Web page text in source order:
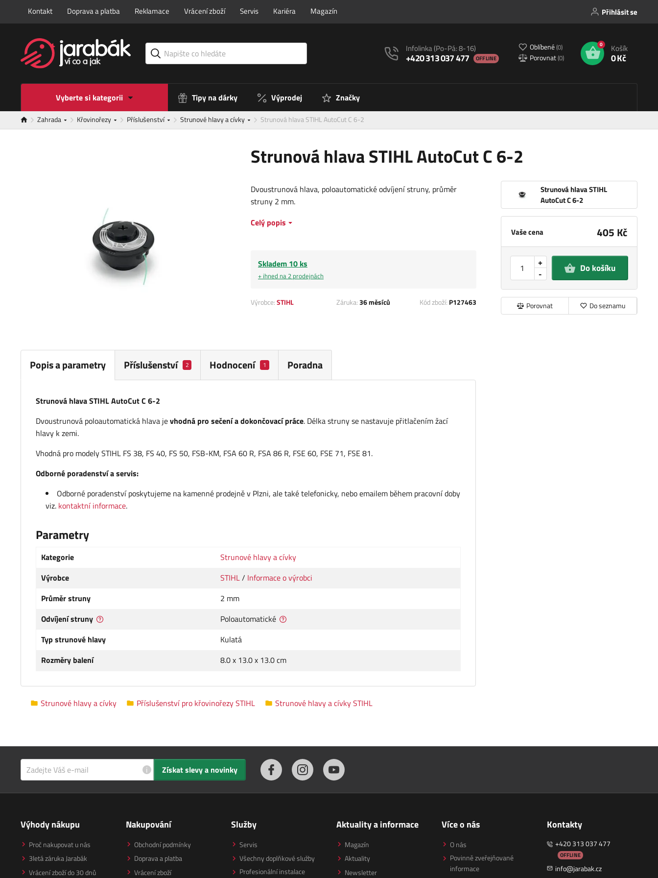
Kontakt Doprava a platba Reklamace Vrácení zboží Servis Kariéra Magazín Přihlásit se
Infolinka(Po-Pá: 8-16)
+420 313 037 477 OFFLINE
Oblíbené(0)
Porovnat(0)
0 Košík
0 Kč
Vyberte si kategorii Tipy na dárky Výprodej Značky
Zahrada Křovinořezy Příslušenství Strunové hlavy a cívky Strunová hlava STIHL AutoCut C 6-2
Strunová hlava STIHL AutoCut C 6-2
Strunová hlava STIHL
AutoCut C 6-2
Vaše cena 405 Kč
-
+ Do košíku
Porovnat Do seznamu
Dvoustrunová hlava, poloautomatické odvíjení struny, průměr
struny 2 mm.
Celý popis
Skladem 10 ks
+ ihned na 2 prodejnách
Výrobce:STIHL Záruka:36 měsíců Kód zboží: P127463
Popis a parametry Příslušenství 2 Hodnocení 1 Poradna
Strunová hlava STIHL AutoCut C 6-2
Dvoustrunová poloautomatická hlava jevhodná pro sečení a dokončovací práce. Délka struny se nastavuje přitlačením žací
hlavy k zemi.
Vhodná pro modely STIHL FS 38, FS 40, FS 50, FSB-KM, FSA 60 R, FSA 86 R, FSE 60, FSE 71, FSE 81.
Odborné poradenství a servis:
Odborné poradenství poskytujeme na kamenné prodejně v Plzni, ale také telefonicky, nebo emailem během pracovní doby
viz. kontaktní informace.
Parametry
Kategorie
Strunové hlavy a cívky
Výrobce
STIHL/ Informace o výrobci
Průměr struny
2 mm
Odvíjení struny
Poloautomatické
Typ strunové hlavy
Kulatá
Rozměry balení
8.0 x 13.0 x 13.0 cm
Strunové hlavy a cívky Příslušenství pro křovinořezy STIHL Strunové hlavy a cívky STIHL
i Získat slevy a novinky
Výhody nákupu
Proč nakupovat u nás
3letá záruka Jarabák
Vrácení zboží do 30 dnů
Nakupování
Obchodní podmínky
Doprava a platba
Vrácení zboží
Služby
Servis
Všechny doplňkové služby
Profesionální instalace
Aktuality a informace
Magazín
Aktuality
Newsletter
Více o nás
O nás
Povinně zveřejňované
informace
Kontakty
+420 313 037 477
OFFLINE
info@jarabak.cz